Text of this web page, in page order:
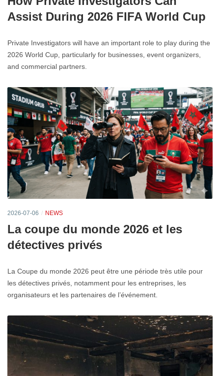
Assist During 2026 FIFA World Cup
Private Investigators will have an important role to play during the
2026 World Cup, particularly for businesses, event organizers,
and commercial partners.
2026-07-06 NEWS
La coupe du monde 2026 et les
détectives privés
La Coupe du monde 2026 peut être une période très utile pour
les détectives privés, notamment pour les entreprises, les
organisateurs et les partenaires de l’événement.